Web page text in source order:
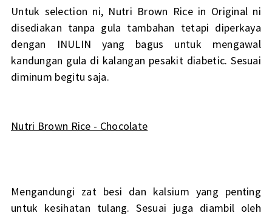
Untuk selection ni, Nutri Brown Rice in Original ni
disediakan tanpa gula tambahan tetapi diperkaya
dengan INULIN yang bagus untuk mengawal
kandungan gula di kalangan pesakit diabetic. Sesuai
diminum begitu saja.
Nutri Brown Rice - Chocolate
Mengandungi zat besi dan kalsium yang penting
untuk kesihatan tulang. Sesuai juga diambil oleh